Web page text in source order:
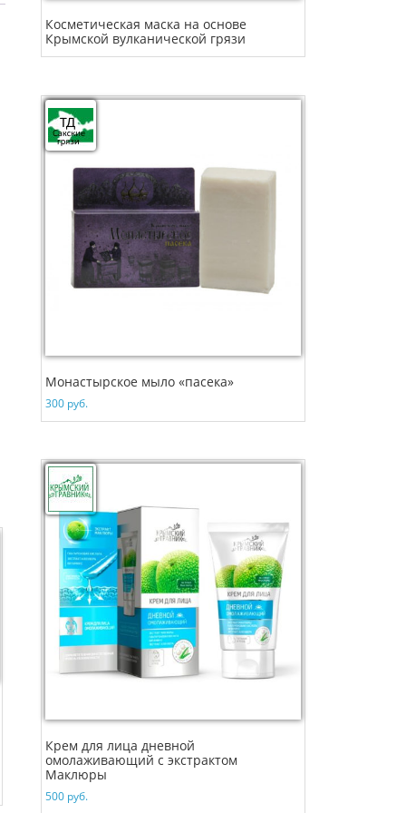
Косметическая маска на основе
Крымской вулканической грязи
Монастырское мыло «пасека»
300 руб.
Крем для лица дневной
омолаживающий с экстрактом
Маклюры
500 руб.